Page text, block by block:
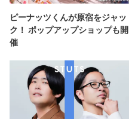
ピーナッツくんが原宿をジャッ
ク！ ポップアップショップも開
催